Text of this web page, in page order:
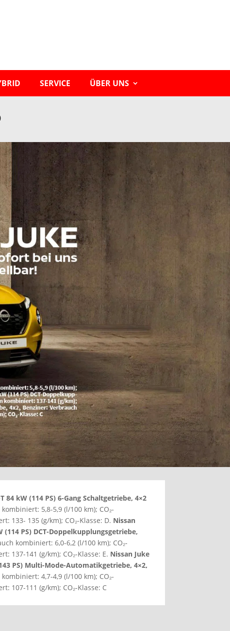
SERVICE ÜBER UNS
84 kW (114 PS) 6-Gang Schaltgetriebe, 4×2
5,8-5,9 (l/100 km); CO₂-
133- 135 (g/km); CO₂-Klasse: D. Nissan
(114 PS) DCT-Doppelkupplungsgetriebe,
kombiniert: 6,0-6,2 (l/100 km); CO₂-
137-141 (g/km); CO₂-Klasse: E. Nissan Juke
PS) Multi-Mode-Automatikgetriebe, 4×2,
4,7-4,9 (l/100 km); CO₂-
107-111 (g/km); CO₂-Klasse: C